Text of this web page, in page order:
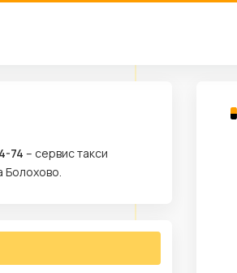
74 – сервис такси
Болохово.